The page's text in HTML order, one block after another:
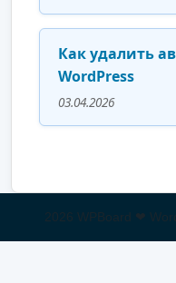
Как удалить
WordPress
03.04.2026
2026 WPBoard ❤